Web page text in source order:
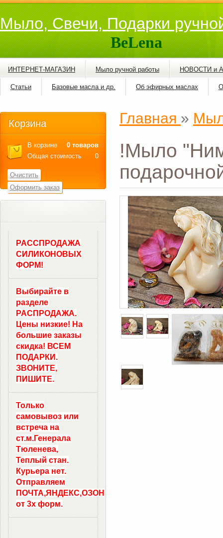
Мыло, Свечи, Подарки
BeLena
ИНТЕРНЕТ-МАГАЗИН Мыло ручной работы НОВОСТИ и
Статьи Базовые масла и др. Об эфирных маслах
Главная »
!Мыло
Корзина
В корзине
0 товаров
Общая стоимость
0
Очистить
Оформить заказ
РАССПРОДАЖА
СИЛИКОНОВЫХ
ФОРМ!
Выбирайте в
разделе
РАСПРОДАЖА.
Цены низкие! На
большие заказы
скидка! ВСЕМ
ПОДАРКИ.
ЗВОНИТЕ,
ПИШИТЕ.
Только
самовывоз или
встреча на
ст.м.Генерала
Тюленева,
Теплый стан.
Курьера нет.
Отправляем
ПОЧТА,ЯНДЕКС,ОЗОН
от 3х форм.